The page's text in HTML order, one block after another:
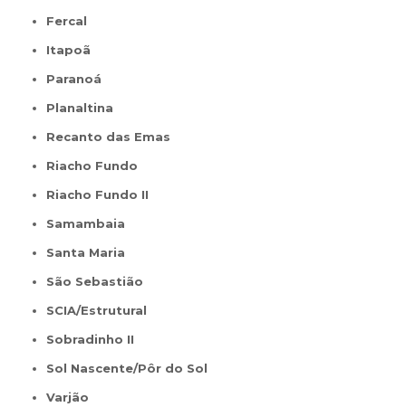
Fercal
Itapoã
Paranoá
Planaltina
Recanto das Emas
Riacho Fundo
Riacho Fundo II
Samambaia
Santa Maria
São Sebastião
SCIA/Estrutural
Sobradinho II
Sol Nascente/Pôr do Sol
Varjão